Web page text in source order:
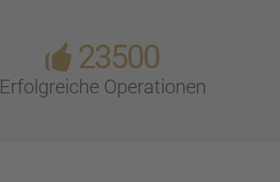
23500
Erfolg­rei­che Opera­tio­nen